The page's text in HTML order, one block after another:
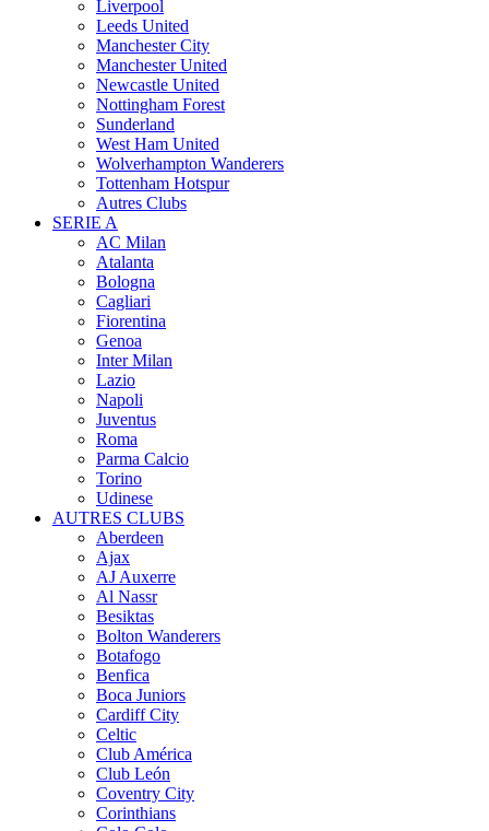
Liverpool
Leeds United
Manchester City
Manchester United
Newcastle United
Nottingham Forest
Sunderland
West Ham United
Wolverhampton Wanderers
Tottenham Hotspur
Autres Clubs
SERIE A
AC Milan
Atalanta
Bologna
Cagliari
Fiorentina
Genoa
Inter Milan
Lazio
Napoli
Juventus
Roma
Parma Calcio
Torino
Udinese
AUTRES CLUBS
Aberdeen
Ajax
AJ Auxerre
Al Nassr
Besiktas
Bolton Wanderers
Botafogo
Benfica
Boca Juniors
Cardiff City
Celtic
Club América
Club León
Coventry City
Corinthians